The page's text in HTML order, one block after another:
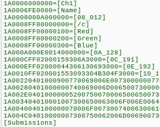
1A0006000000=[Ch1]
1A0006FE0000=[Name]
1A0008000A000000=[08_012]
1A0008FF00000000=[/c]
1A0008FF00000100=[Red]
1A0008FF00000200=[Green]
1A0008FF00000300=[Blue]
1A000A000E0014000000=[0A_128]
1A000CFF02000159306A3000=[0C_191]
1A000EFF02000044306130693000=[0E_192]
[Submissions]